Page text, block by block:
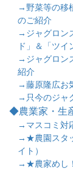
→野菜等の移
のご紹介
→ジャグロン
ド」＆「ツ
→ジャグロン
紹介
→藤原隆広お
→只今のジャ
◆農業家・生
→マスコミ対
→★農園スタ
イト）
→★農家めし